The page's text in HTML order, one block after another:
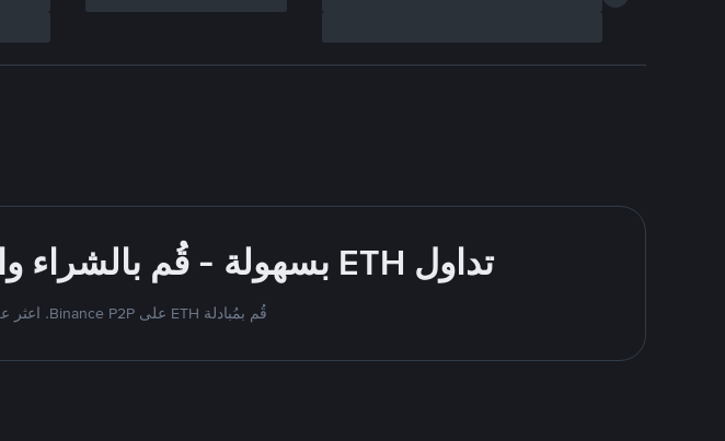
تداول ETH بسهولة - قُم بالشراء والبيع باستخدام طرقك المُفضّلة للدفع
قُم بمُبادلة ETH على Binance P2P. اعثر على أفضل العروض أدناه لشراء وبيع Ethereum